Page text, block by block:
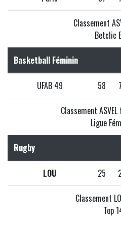
Classement
Betclic
Basketball Féminin
UFAB 49 58
Classement
Ligue
Rugby
LOU 25
Classement
Top